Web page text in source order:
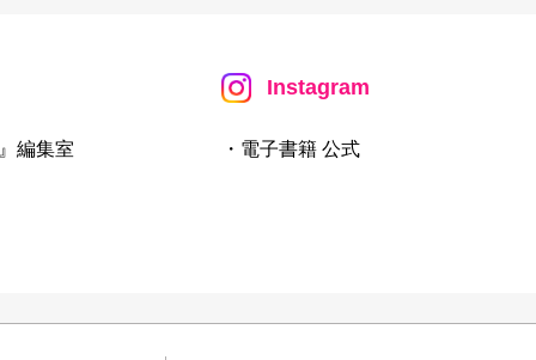
編集室
Instagram
・電子書籍 公式